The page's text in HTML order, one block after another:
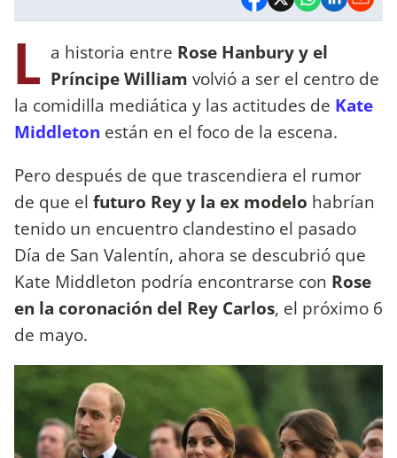
L a historia entre Rose Hanbury y el
Príncipe William volvió a ser el centro de
la comidilla mediática y las actitudes de Kate
Middleton están en el foco de la escena.
Pero después de que trascendiera el rumor
de que el futuro Rey y la ex modelo habrían
tenido un encuentro clandestino el pasado
Día de San Valentín, ahora se descubrió que
Kate Middleton podría encontrarse con Rose
en la coronación del Rey Carlos, el próximo 6
de mayo.